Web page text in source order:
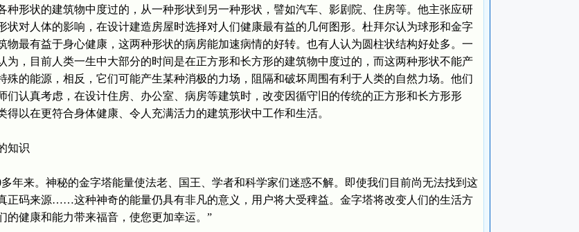
种形状的建筑物中度过的，从一种形状到另一种形状，譬如汽车、影剧院、住房等。他主张应研
状对人体的影响，在设计建造房屋时选择对人们健康最有益的几何图形。杜拜尔认为球形和金字
物最有益于身心健康，这两种形状的病房能加速病情的好转。也有人认为圆柱状结构好处多。一
为，目前人类一生中大部分的时间是在正方形和长方形的建筑物中度过的，而这两种形状不能产
殊的能源，相反，它们可能产生某种消极的力场，阻隔和破坏周围有利于人类的自然力场。他们
们认真考虑，在设计住房、办公室、病房等建筑时，改变因循守旧的传统的正方形和长方形形
得以在更符合身体健康、令人充满活力的建筑形状中工作和生活。
识
来。神秘的金字塔能量使法老、国王、学者和科学家们迷惑不解。即使我们目前尚无法找到这
正码来源……这种神奇的能量仍具有非凡的意义，用户将大受稗益。金字塔将改变人们的生活方
的健康和能力带来福音，使您更加幸运。”